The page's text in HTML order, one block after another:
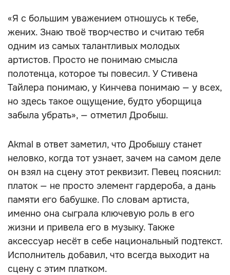
«Я с большим уважением отношусь к тебе,
жених. Знаю твоё творчество и считаю тебя
одним из самых талантливых молодых
артистов. Просто не понимаю смысла
полотенца, которое ты повесил. У Стивена
Тайлера понимаю, у Кинчева понимаю — у всех,
но здесь такое ощущение, будто уборщица
забыла убрать», — отметил Дробыш.
Akmal в ответ заметил, что Дробышу станет
неловко, когда тот узнает, зачем на самом деле
он взял на сцену этот реквизит. Певец пояснил:
платок — не просто элемент гардероба, а дань
памяти его бабушке. По словам артиста,
именно она сыграла ключевую роль в его
жизни и привела его в музыку. Также
аксессуар несёт в себе национальный подтекст.
Исполнитель добавил, что всегда выходит на
сцену с этим платком.